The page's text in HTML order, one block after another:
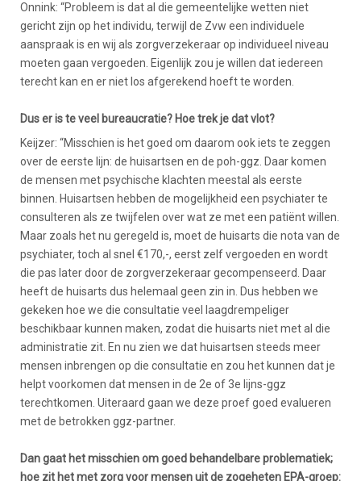
Onnink: “Probleem is dat al die gemeentelijke wetten niet
gericht zijn op het individu, terwijl de Zvw een individuele
aanspraak is en wij als zorgverzekeraar op individueel niveau
moeten gaan vergoeden. Eigenlijk zou je willen dat iedereen
terecht kan en er niet los afgerekend hoeft te worden.
Dus er is te veel bureaucratie? Hoe trek je dat vlot?
Keijzer: “Misschien is het goed om daarom ook iets te zeggen
over de eerste lijn: de huisartsen en de poh-ggz. Daar komen
de mensen met psychische klachten meestal als eerste
binnen. Huisartsen hebben de mogelijkheid een psychiater te
consulteren als ze twijfelen over wat ze met een patiënt willen.
Maar zoals het nu geregeld is, moet de huisarts die nota van de
psychiater, toch al snel €170,-, eerst zelf vergoeden en wordt
die pas later door de zorgverzekeraar gecompenseerd. Daar
heeft de huisarts dus helemaal geen zin in. Dus hebben we
gekeken hoe we die consultatie veel laagdrempeliger
beschikbaar kunnen maken, zodat die huisarts niet met al die
administratie zit. En nu zien we dat huisartsen steeds meer
mensen inbrengen op die consultatie en zou het kunnen dat je
helpt voorkomen dat mensen in de 2e of 3e lijns-ggz
terechtkomen. Uiteraard gaan we deze proef goed evalueren
met de betrokken ggz-partner.
Dan gaat het misschien om goed behandelbare problematiek;
hoe zit het met zorg voor mensen uit de zogeheten EPA-groep: